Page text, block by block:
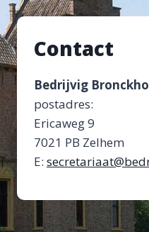
Contact
Bedrijvig
postadres:
Ericaweg 9
7021 PB Zelhem
E: